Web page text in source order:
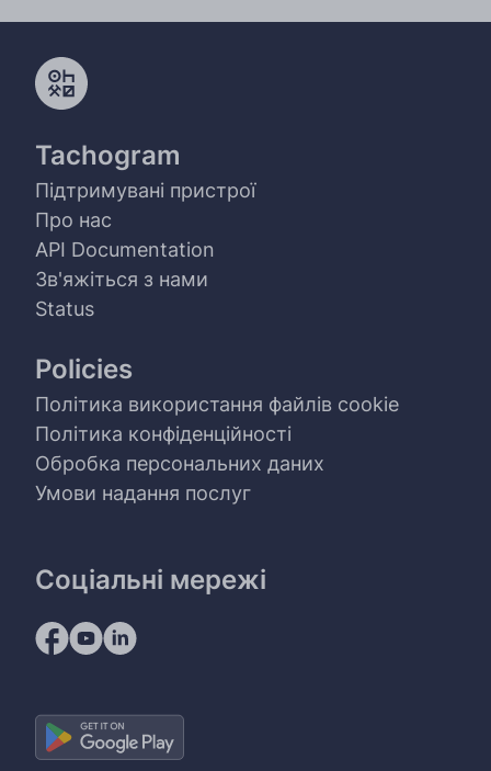
Tachogram
Підтримувані пристрої
Про нас
API Documentation
Зв'яжіться з нами
Status
Policies
Політика використання файлів cookie
Політика конфіденційності
Обробка персональних даних
Умови надання послуг
Соціальні мережі